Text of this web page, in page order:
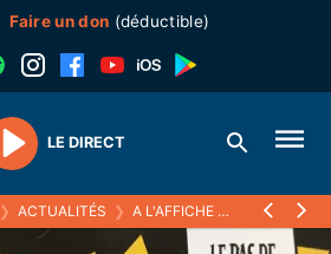
Faire un don (déductible)
Play
LE DIRECT
❯ ACTUALITÉS ❯ A L'AFFICHE ❯ LA FUREUR